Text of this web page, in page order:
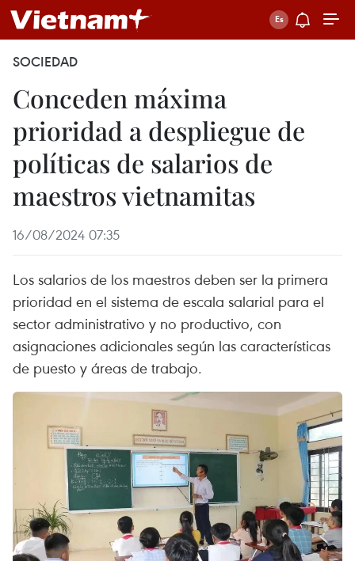
SOCIEDAD
Conceden máxima
prioridad a despliegue de
políticas de salarios de
maestros vietnamitas
16/08/2024 07:35
Los salarios de los maestros deben ser la primera
prioridad en el sistema de escala salarial para el
sector administrativo y no productivo, con
asignaciones adicionales según las características
de puesto y áreas de trabajo.